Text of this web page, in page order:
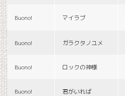
Buono! マイラブ
Buono! ガラクタノユメ
Buono! ロックの神様
Buono! 君がいれば